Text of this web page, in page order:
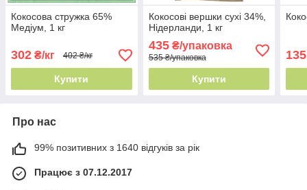
Кокосова стружка 65%
Медіум, 1 кг
302 ₴/кг 402 ₴/кг
Купити
Кокосові вершки сухі 34%,
Нідерланди, 1 кг
435₴/упаковка
535 ₴/упаковка
Купити
135
Про нас
99% позитивних з 1640 відгуків за рік
Працює з 07.12.2017